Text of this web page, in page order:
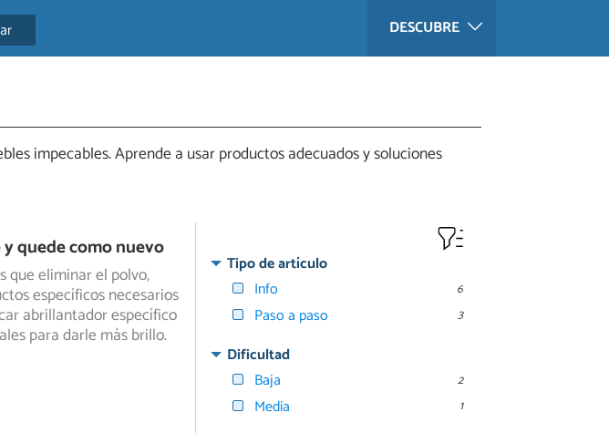
DESCUBRE
impecables. Aprende a usar productos adecuados y soluciones
quede como nuevo
que eliminar el polvo,
específicos necesarios
abrillantador específico
para darle más brillo.
Tipo de artículo
Info
6
Paso a paso 3
Dificultad
Baja
2
Media 1